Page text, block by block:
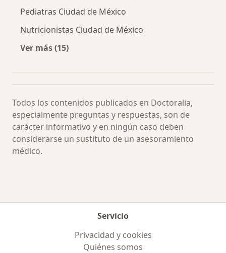
Pediatras Ciudad de México
Nutricionistas Ciudad de México
Ver más (15)
Todos los contenidos publicados en Doctoralia,
especialmente preguntas y respuestas, son de
carácter informativo y en ningún caso deben
considerarse un sustituto de un asesoramiento
médico.
Servicio
Privacidad y cookies
Quiénes somos